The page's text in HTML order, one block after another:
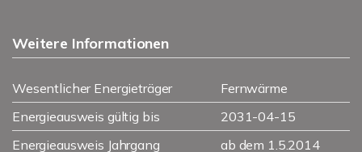
Weitere Informationen
Wesentlicher Energieträger
Fernwärme
Energieausweis gültig bis
2031-04-15
Energieausweis Jahrgang
ab dem 1.5.2014